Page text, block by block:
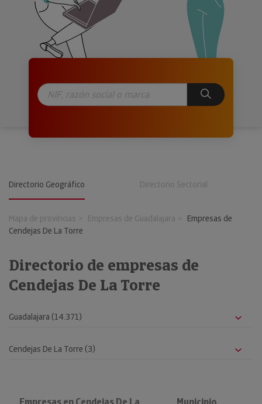
Directorio Geográfico Directorio Sectorial
Mapa de provincias Empresas de Guadalajara
Empresas de
Cendejas De La Torre
Directorio de empresas de
Cendejas De La Torre